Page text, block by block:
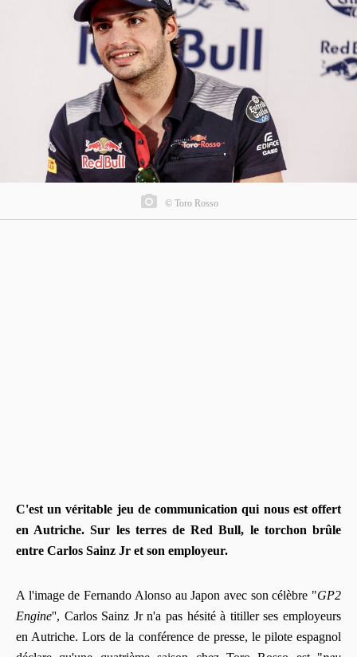
© Toro Rosso
C'est un véritable jeu de communication qui nous est offert
en Autriche. Sur les terres de Red Bull, le torchon brûle
entre Carlos Sainz Jr et son employeur.
A l'image de Fernando Alonso au Japon avec son célèbre "GP2
Engine'', Carlos Sainz Jr n'a pas hésité à titiller ses employeurs
en Autriche. Lors de la conférence de presse, le pilote espagnol